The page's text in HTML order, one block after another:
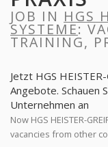
JOB IN HGS
SYSTEME:
TRAINING,
Jetzt HGS
Angebote. Schauen
Unternehmen an
Now HGS HEISTER-
vacancies from other